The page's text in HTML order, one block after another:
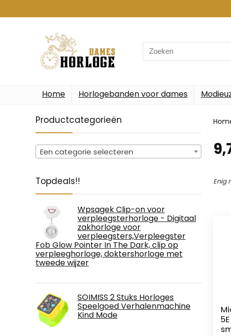
Search
for:
Home Horlogebanden voor dames
Productcategorieën
Een categorie selecteren
Topdeals!!
Wpsagek Clip-on voor
verpleegsterhorloge - Digitaal
zakhorloge voor
verpleegsters,Verpleegster
Fob Glow Pointer In The Dark, clip op
verpleeghorloge, doktershorloge met
tweede wijzer
SOIMISS 2 Stuks Horloges
Speelgoed Verhalenmachine
Kind Mode
Enig